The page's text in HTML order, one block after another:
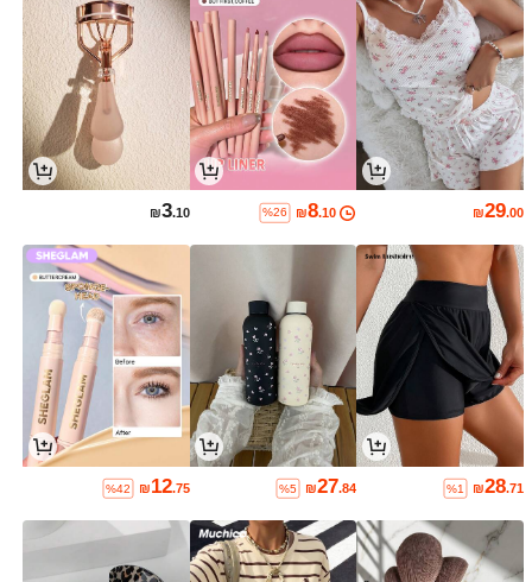
₪29.00
₪8.10
%26
₪3.10
₪28.71
%1
₪27.84
%5
₪12.75
%42